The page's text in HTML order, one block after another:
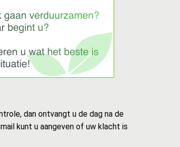
dan ontvangt u de dag na de
kunt u aangeven of uw klacht is